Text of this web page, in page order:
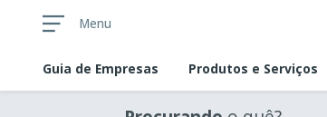
Menu
Guia de Empresas Produtos e Serviços